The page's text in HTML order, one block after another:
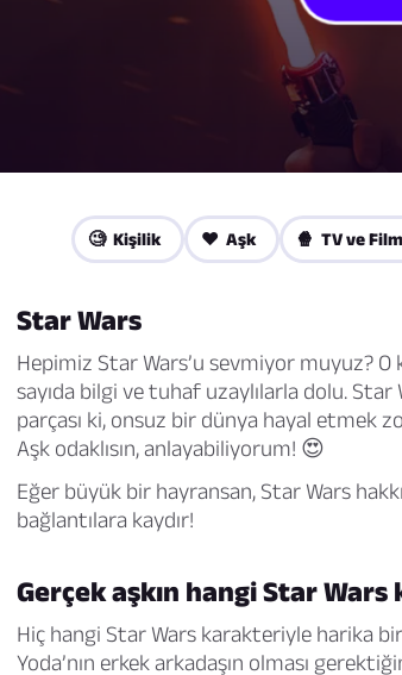
🧐 Kişilik ❤️ Aşk 🍿 TV ve
Star Wars
Hepimiz Star Wars’u sevmiyor muyuz?
sayıda bilgi ve tuhaf uzaylılarla dolu. Star
parçası ki, onsuz bir dünya hayal etmek
Aşk odaklısın, anlayabiliyorum! 😍
Eğer büyük bir hayransan, Star Wars
bağlantılara kaydır!
Gerçek aşkın hangi Star
Hiç hangi Star Wars karakteriyle harika
Yoda’nın erkek arkadaşın olması